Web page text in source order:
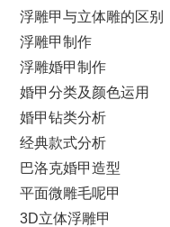
浮雕甲与立体雕的区别
浮雕甲制作
浮雕婚甲制作
婚甲分类及颜色运用
婚甲钻类分析
经典款式分析
巴洛克婚甲造型
平面微雕毛呢甲
3D立体浮雕甲